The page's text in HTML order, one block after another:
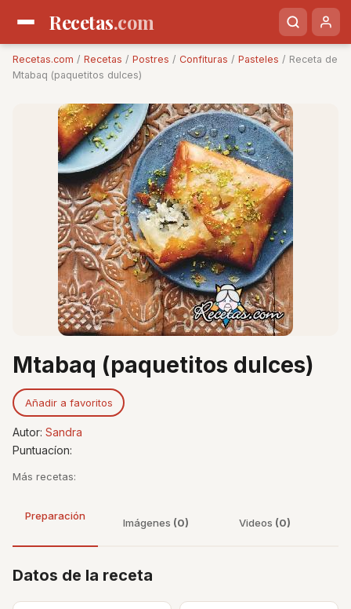
Recetas.com
Recetas.com / Recetas / Postres / Confituras / Pasteles / Receta de
Mtabaq (paquetitos dulces)
Mtabaq (paquetitos dulces)
Añadir a favoritos
Autor: Sandra
Puntuacíon:
Más recetas:
Preparación
Imágenes (0) Videos (0)
Datos de la receta